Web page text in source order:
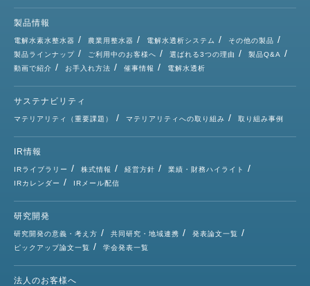
製品情報
電解水素水整水器 農業用整水器 電解水透析システム
その他の製品
製品ラインナップ
ご利用中のお客様へ 選ばれる3つの理由
製品Q&A
動画で紹介
お手入れ方法 催事情報 電解水透析
サステナビリティ
マテリアリティ（重要課題） マテリアリティへの取り組み 取り組み事例
IR情報
IRライブラリー 株式情報 経営方針
業績・財務ハイライト
IRカレンダー
IRメール配信
研究開発
研究開発の意義・考え方 共同研究・地域連携
発表論文一覧
ピックアップ論文一覧
学会発表一覧
法人のお客様へ